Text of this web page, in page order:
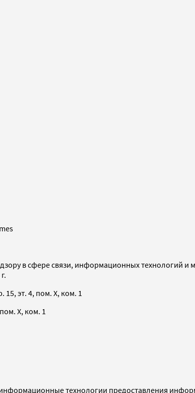
в сфере связи, информационных технологий
15, эт. 4, пом. X, ком. 1
X, ком. 1
технологии предоставления